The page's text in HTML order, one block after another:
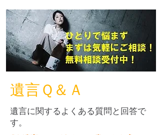
遺言Ｑ＆Ａ
遺言に関するよくある質問と回答で
す。